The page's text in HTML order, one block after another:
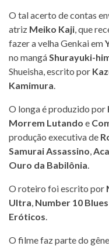
O tal acerto de contas
atriz Meiko Kaji, que
fazer a velha Genkai em
no mangáShurayuki-
Shueisha, escrito por
Kamimura.
O longa é produzido por
Morrem Lutando e
produção executiva de
Samurai Assassino,
Ouro da Babilônia.
O roteiro foi escrito por
Ultra, Number 10
Eróticos.
O filme faz parte do